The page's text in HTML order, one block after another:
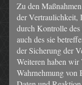
Zu den
der Vertraulichkeit,
durch Kontrolle des
auch des sie
der Sicherung der
Weiteren haben wir
Wahrnehmung von